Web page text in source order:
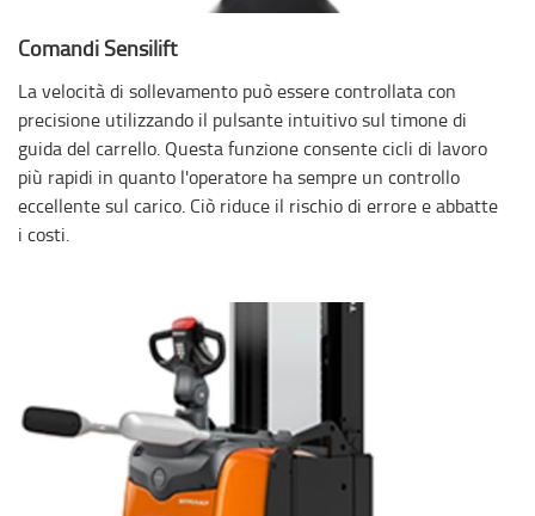
Comandi Sensilift
La velocità di sollevamento può essere controllata con
precisione utilizzando il pulsante intuitivo sul timone di
guida del carrello. Questa funzione consente cicli di lavoro
più rapidi in quanto l'operatore ha sempre un controllo
eccellente sul carico. Ciò riduce il rischio di errore e abbatte
i costi.